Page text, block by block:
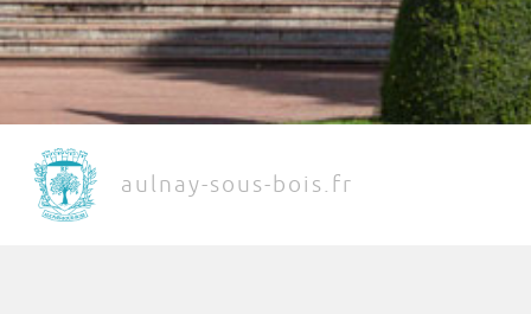
aulnay-sous-bois.fr